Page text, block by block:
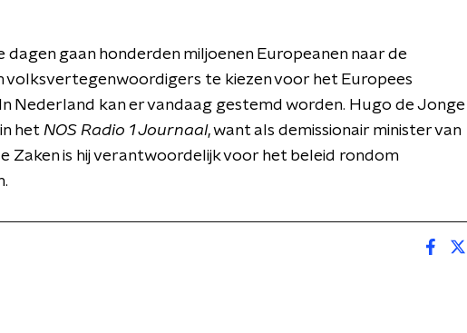
dagen gaan honderden miljoenen Europeanen naar de
volksvertegenwoordigers te kiezen voor het Europees
Nederland kan er vandaag gestemd worden. Hugo de Jonge
het NOS Radio 1 Journaal, want als demissionair minister van
Zaken is hij verantwoordelijk voor het beleid rondom